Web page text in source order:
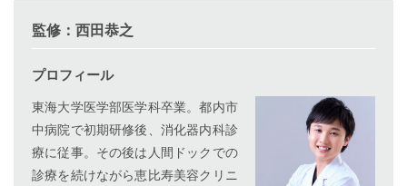
監修：西田恭之
プロフィール
東海大学医学部医学科卒業。都内市
中病院で初期研修後、消化器内科診
療に従事。その後は人間ドックでの
診療を続けながら恵比寿美容クリニ